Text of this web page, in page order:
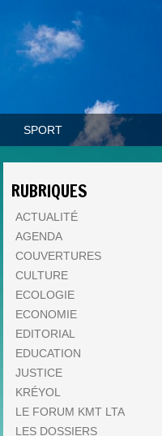
SPORT
RUBRIQUES
ACTUALITÉ
AGENDA
COUVERTURES
CULTURE
ECOLOGIE
ECONOMIE
EDITORIAL
EDUCATION
JUSTICE
KRÉYOL
LE FORUM KMT LTA
LES DOSSIERS